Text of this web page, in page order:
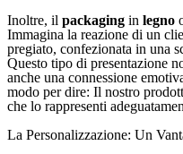
Inoltre, il packaging in legno
Immagina la reazione di un
pregiato, confezionata in una
Questo tipo di presentazione
anche una connessione
modo per dire: Il nostro
che lo rappresenti
La Personalizzazione: Un